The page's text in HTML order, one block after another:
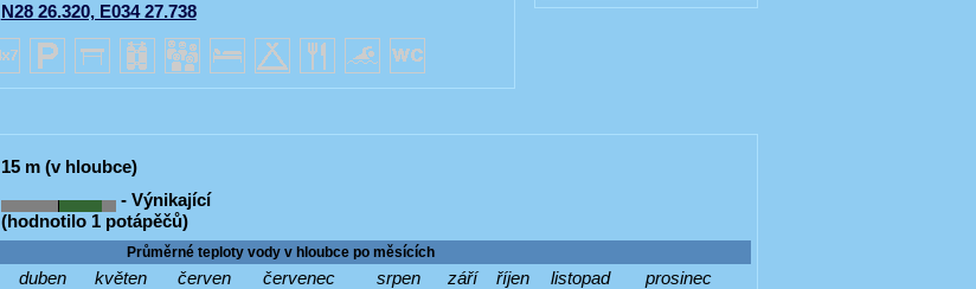
N28 26.320, E034 27.738
15 m (v hloubce)
- Výnikající
(hodnotilo 1 potápěčů)
Průměrné teploty vody v hloubce po měsících
duben květen červen červenec srpen září říjen listopad
prosinec